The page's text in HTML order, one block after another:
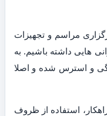
مراسم و تجهیزات
هایی داشته باشیم. به
و استرس شده و اصلا
استفاده از ظروف